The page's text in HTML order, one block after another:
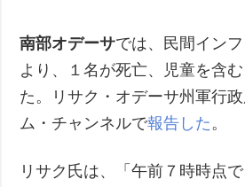
南部オデーサでは、民間イン
より、１名が死亡、児童を含
た。リサク・オデーサ州軍行
ム・チャンネルで報告した 。
リサク氏は、「午前７時時点